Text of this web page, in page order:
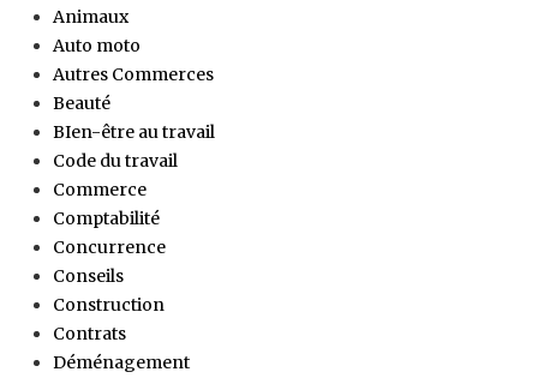
Animaux
Auto moto
Autres Commerces
Beauté
BIen-être au travail
Code du travail
Commerce
Comptabilité
Concurrence
Conseils
Construction
Contrats
Déménagement